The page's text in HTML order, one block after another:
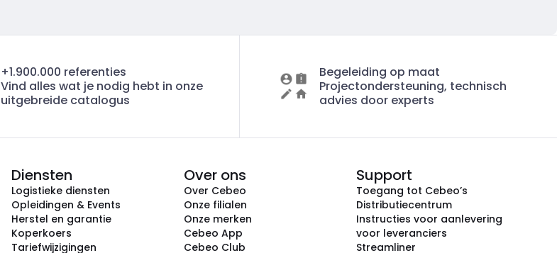
+1.900.000 referenties
Vind alles wat je nodig hebt in onze
uitgebreide catalogus
Begeleiding op maat
Projectondersteuning, technisch
advies door experts
Diensten
Logistieke diensten
Opleidingen & Events
Herstel en garantie
Koperkoers
Tariefwijzigingen
Over ons
Over Cebeo
Onze filialen
Onze merken
Cebeo App
Cebeo Club
Support
Toegang tot Cebeo’s
Distributiecentrum
Instructies voor aanlevering
voor leveranciers
Streamliner